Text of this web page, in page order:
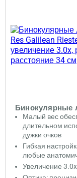
Бинокулярные
Малый вес
длительном
дужки очков
Гибкая
любые
Увеличение